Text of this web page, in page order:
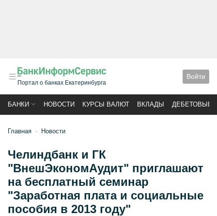
Портал о банках Екатеринбурга
Войти
БАНКИ НОВОСТИ КУРСЫ ВАЛЮТ ВКЛАДЫ ДЕБЕТОВЫЕ
Главная Новости
Челиндбанк и ГК
"ВнешЭкономАудит" приглашают
на бесплатный семинар
"Заработная плата и социальные
пособия в 2013 году"